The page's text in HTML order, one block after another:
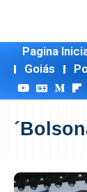
Pagina
Goiás